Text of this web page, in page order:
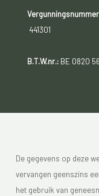
441301
B.T.W.nr.:BE 0820
De gegevens op deze
vervangen geenszins
het gebruik van